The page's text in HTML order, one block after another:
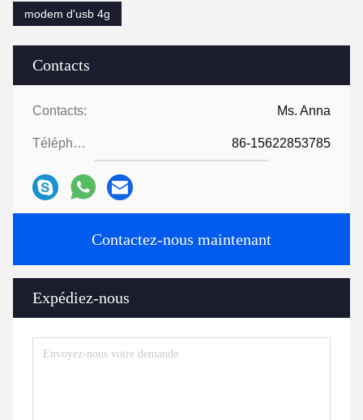
Contacts
Contacts: Ms. Anna
Téléphone: 86-15622853785
Contactez-nous maintenant
Expédiez-nous
modem d'usb 4g